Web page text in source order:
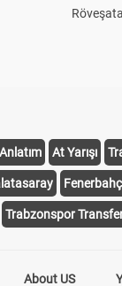
At Yarışı
Trabzonspor
About US